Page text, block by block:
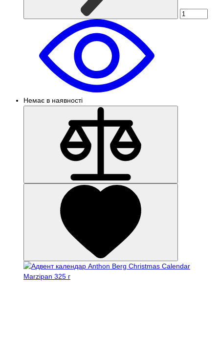
Немає в наявності